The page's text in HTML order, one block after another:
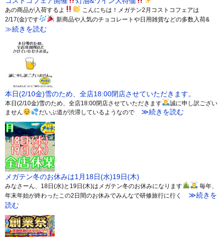
あの商品が入荷するよ
こんにちは！メガテン2月コストコフェアは
2/17(金)です
新商品や人気のチョコレートや日用雑貨などの多数入荷&
≫続きを読む
本日(2/10金)雪のため、全店18:00閉店させていただきます。
本日(2/10金)雪のため、全店18:00閉店させていただきます
誠に申し訳ござい
ません
だいぶ道が渋滞しているようなので≫続きを読む
メガテン冬のお休みは1月18日(水)19日(木)
みなさーん、18日(水)と19日(木)はメガテン冬のお休みになります
毎年、
年末年始が終わったこの2日間のお休みでみんなで研修旅行に行く
≫続きを
読む